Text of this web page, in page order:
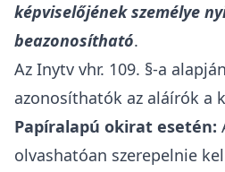
képviselőjének személye
beazonosítható.
Az Inytv vhr. 109. §-a
azonosíthatók az aláírók a
Papíralapú okirat esetén:
olvashatóan szerepelnie